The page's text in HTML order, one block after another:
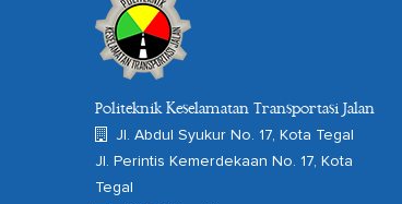
Politeknik Keselamatan Transportasi Jalan
Jl. Abdul Syukur No. 17, Kota Tegal
Jl. Perintis Kemerdekaan No. 17, Kota
Tegal